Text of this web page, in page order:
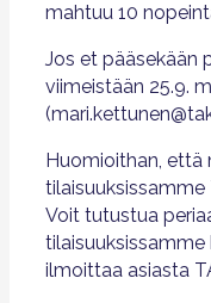
mahtuu 10
Jos et pääsekään
viimeistään 25.9.
Huomioithan, että
Voit tutustua
ilmoittaa asiasta